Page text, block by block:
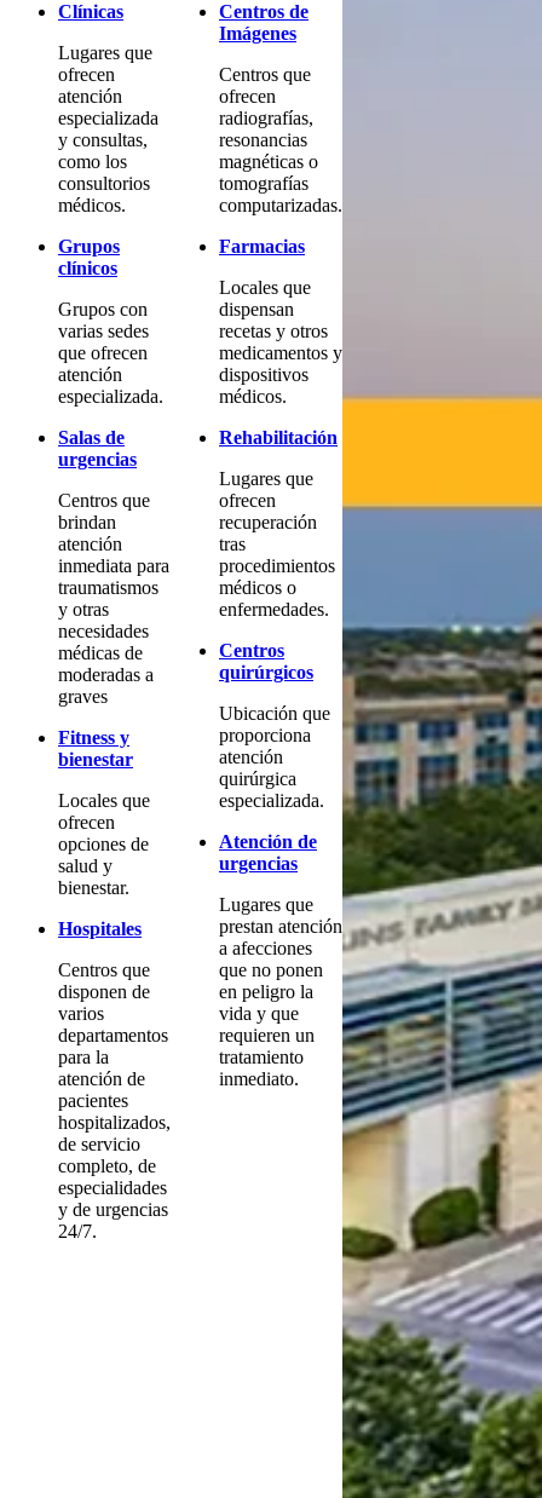
Clínicas
Lugares que
ofrecen
atención
especializada
y consultas,
como los
consultorios
médicos.
Grupos
clínicos
Grupos con
varias sedes
que ofrecen
atención
especializada.
Salas de
urgencias
Centros que
brindan
atención
inmediata para
traumatismos
y otras
necesidades
médicas de
moderadas a
graves
Fitness y
bienestar
Locales que
ofrecen
opciones de
salud y
bienestar.
Hospitales
Centros que
disponen de
varios
departamentos
para la
atención de
pacientes
hospitalizados,
de servicio
completo, de
especialidades
y de urgencias
24/7.
Centros de
Imágenes
Centros que
ofrecen
radiografías,
resonancias
magnéticas o
tomografías
computarizadas.
Farmacias
Locales que
dispensan
recetas y otros
medicamentos y
dispositivos
médicos.
Rehabilitación
Lugares que
ofrecen
recuperación
tras
procedimientos
médicos o
enfermedades.
Centros
quirúrgicos
Ubicación que
proporciona
atención
quirúrgica
especializada.
Atención de
urgencias
Lugares que
prestan atención
a afecciones
que no ponen
en peligro la
vida y que
requieren un
tratamiento
inmediato.